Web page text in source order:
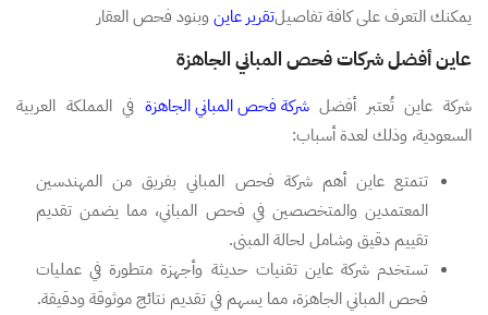
يمكنك التعرف على كافة تفاصيلتقرير عاين وبنود فحص العقار
عاين أفضل شركات فحص المباني الجاهزة
شركة عاين تُعتبر أفضلشركة فحص المباني الجاهزة في المملكة العربية
السعودية، وذلك لعدة أسباب:
تتمتع عاين أهم شركة فحص المباني بفريق من المهندسين
المعتمدين والمتخصصين في فحص المباني، مما يضمن تقديم
تقييم دقيق وشامل لحالة المبنى.
تستخدم شركة عاين تقنيات حديثة وأجهزة متطورة في عمليات
فحص المباني الجاهزة، مما يسهم في تقديم نتائج موثوقة ودقيقة.